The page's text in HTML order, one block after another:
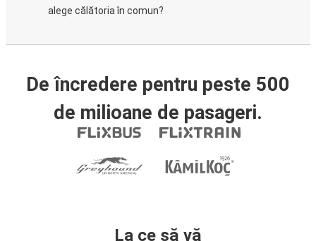
alege călătoria în comun?
De încredere pentru peste 500
de milioane de pasageri.
La ce să vă